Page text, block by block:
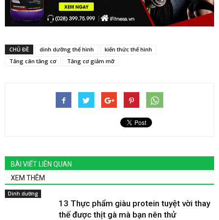
CHỦ ĐỀ dinh dưỡng thể hình
kiến thức thể hình
Tăng cân tăng cơ
Tăng cơ giảm mỡ
BÀI VIẾT LIÊN QUAN
XEM THÊM
Dinh dưỡng
13 Thực phẩm giàu protein tuyệt vời thay
thế được thịt gà mà bạn nên thử